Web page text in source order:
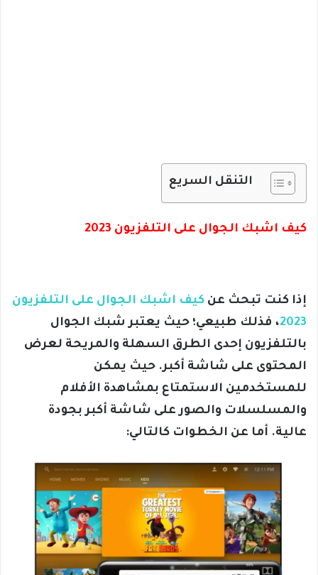
التنقل السريع
كيف اشبك الجوال على التلفزيون 2023
إذا كنت تبحث عن كيف اشبك الجوال على التلفزيون
2023، فذلك طبيعي؛ حيث يعتبر شبك الجوال
بالتلفزيون إحدى الطرق السهلة والمريحة لعرض
المحتوى على شاشة أكبر. حيث يمكن
للمستخدمين الاستمتاع بمشاهدة الأفلام
والمسلسلات والصور على شاشة أكبر بجودة
عالية. أما عن الخطوات كالتالي: